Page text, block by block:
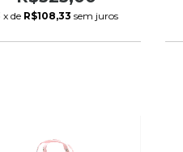
x de R$108,33 sem juros